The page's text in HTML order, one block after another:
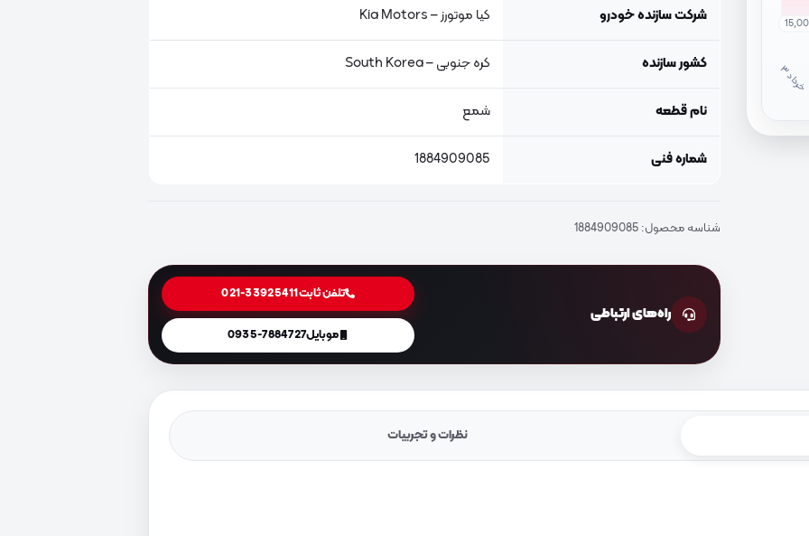
خ
ر
داد
۳
شرکت سازنده خودرو کیا موتورز – Kia Motors
کشور سازنده کره جنوبی – South Korea
نام قطعه شمع
شماره فنی 1884909085
شناسه محصول:1884909085
راه‌های ارتباطی
تلفن ثابت021-33925411
موبایل0935-7884727
نظرات و تجربیات